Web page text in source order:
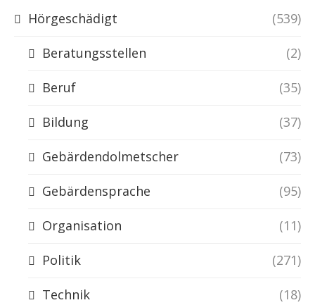
Hörgeschädigt (539)
Beratungsstellen (2)
Beruf (35)
Bildung (37)
Gebärdendolmetscher (73)
Gebärdensprache (95)
Organisation (11)
Politik (271)
Technik (18)